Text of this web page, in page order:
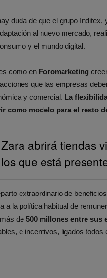
duda de que el grupo Inditex,
al nuevo mercado,
y el mundo digital.
como en Foromarketing
que las empresas
y comercial. La
como modelo para el resto
Zara abrirá tiendas
los que está
extraordinario de
a la política habitual de
de 500 millones entre sus
e incentivos, ligados todos